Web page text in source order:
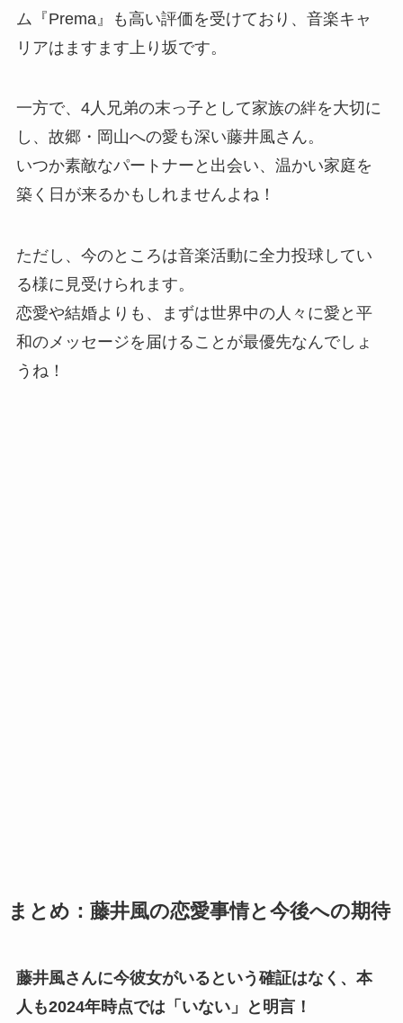
ム『Prema』も高い評価を受けており、音楽キャ
リアはますます上り坂です。
一方で、4人兄弟の末っ子として家族の絆を大切に
し、故郷・岡山への愛も深い藤井風さん。
いつか素敵なパートナーと出会い、温かい家庭を
築く日が来るかもしれませんよね！
ただし、今のところは音楽活動に全力投球してい
る様に見受けられます。
恋愛や結婚よりも、まずは世界中の人々に愛と平
和のメッセージを届けることが最優先なんでしょ
うね！
まとめ：藤井風の恋愛事情と今後への期待
藤井風さんに今彼女がいるという確証はなく、本
人も2024年時点では「いない」と明言！